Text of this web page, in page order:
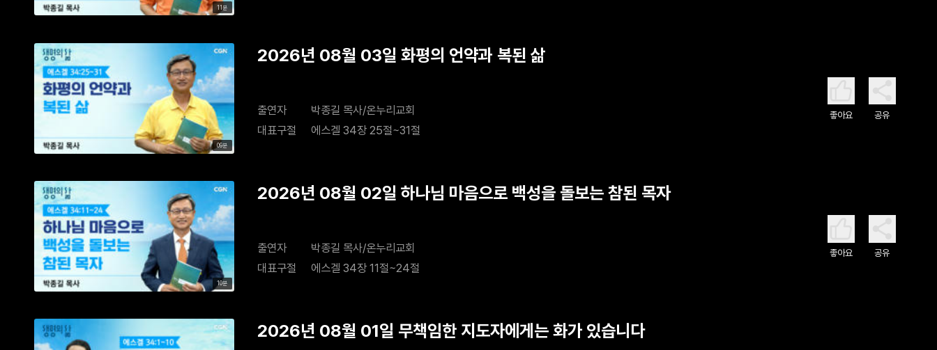
11분
09분
2026년 08월 03일 화평의 언약과 복된 삶
출연자
박종길 목사/온누리교회
대표구절
에스겔 34장 25절~31절
좋아요 공유
10분
2026년 08월 02일 하나님 마음으로 백성을 돌보는 참된 목자
출연자
박종길 목사/온누리교회
대표구절
에스겔 34장 11절~24절
좋아요 공유
2026년 08월 01일 무책임한 지도자에게는 화가 있습니다